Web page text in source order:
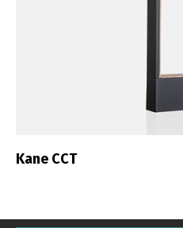
Kane CCT
Switch